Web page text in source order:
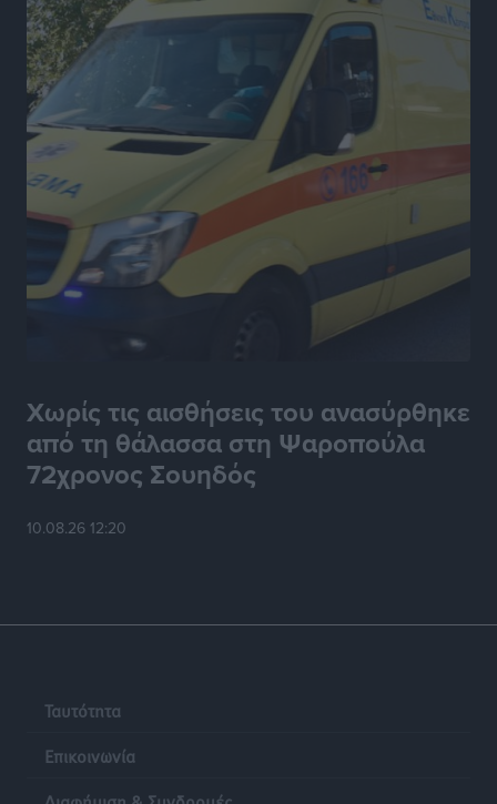
Χωρίς τις αισθήσεις του ανασύρθηκε
από τη θάλασσα στη Ψαροπούλα
72χρονος Σουηδός
10.08.26 12:20
Ταυτότητα
Επικοινωνία